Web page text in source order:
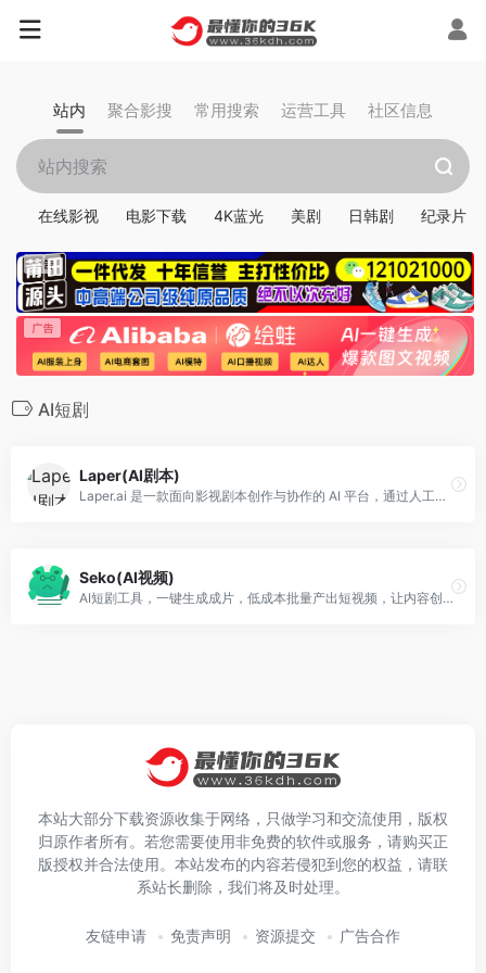
站内 聚合影搜 常用搜索 运营工具 社区信息
在线影视 电影下载 4K蓝光 美剧 日韩剧 纪录片
AI短剧
Laper(AI剧本)
Laper.ai 是一款面向影视剧本创作与协作的 AI 平台，通过人工智能辅助编剧从创意构思到结构化剧本输出，提供剧情管理、场景划分等工具，同时支持多人实时协同编辑与团队协作，帮助影视创作者和制作团队提升创作效率并优化创作流程。
Seko(AI视频)
AI短剧工具，一键生成成片，低成本批量产出短视频，让内容创作效率倍增，人人都能高效出片。
本站大部分下载资源收集于网络，只做学习和交流使用，版权
归原作者所有。若您需要使用非免费的软件或服务，请购买正
版授权并合法使用。本站发布的内容若侵犯到您的权益，请联
系站长删除，我们将及时处理。
友链申请 免责声明 资源提交 广告合作